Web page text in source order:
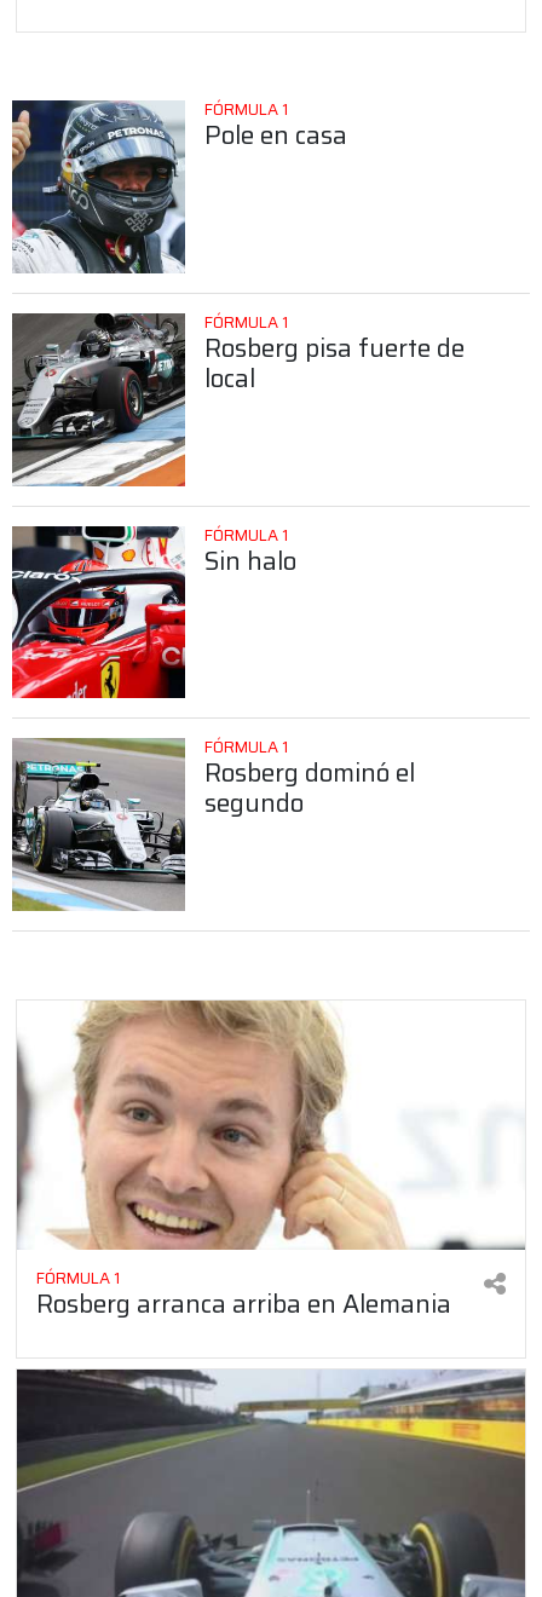
FÓRMULA 1
Pole en casa
FÓRMULA 1
Rosberg pisa fuerte de
local
FÓRMULA 1
Sin halo
FÓRMULA 1
Rosberg dominó el
segundo
FÓRMULA 1
Rosberg arranca arriba en Alemania